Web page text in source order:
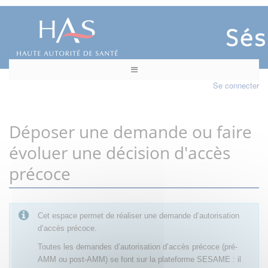
Se connecter
Déposer une demande ou faire
évoluer une décision d'accès
précoce
Cet espace permet de réaliser une demande d’autorisation
d’accès précoce.
Toutes les demandes d’autorisation d’accès précoce (pré-
AMM ou post-AMM) se font sur la plateforme SESAME : il